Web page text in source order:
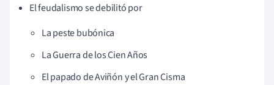
El feudalismo se debilitó por
La peste bubónica
La Guerra de los Cien Años
El papado de Aviñón y el Gran Cisma